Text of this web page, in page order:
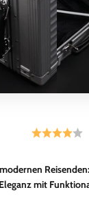
mit